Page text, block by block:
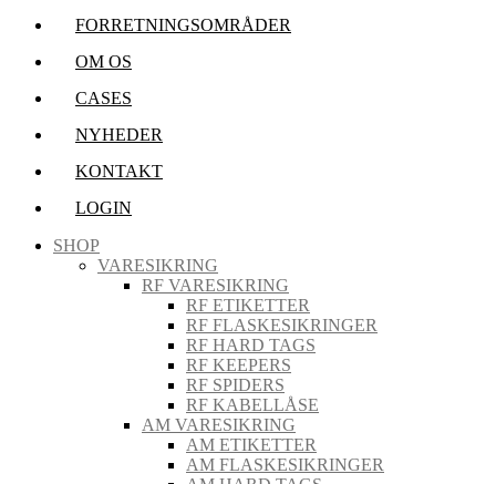
FORRETNINGSOMRÅDER
OM OS
CASES
NYHEDER
KONTAKT
LOGIN
SHOP
VARESIKRING
RF VARESIKRING
RF ETIKETTER
RF FLASKESIKRINGER
RF HARD TAGS
RF KEEPERS
RF SPIDERS
RF KABELLÅSE
AM VARESIKRING
AM ETIKETTER
AM FLASKESIKRINGER